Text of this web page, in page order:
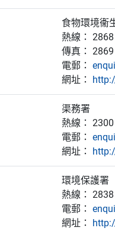
食物環境衞
熱線：
傳真：
電郵：
網址：
渠務署
熱線：
電郵：
網址：
環境保護署
熱線： 2838
電郵：
網址：